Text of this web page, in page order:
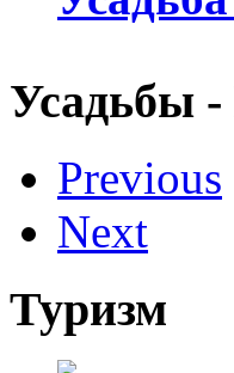
Усадьбы
Previous
Next
Туризм